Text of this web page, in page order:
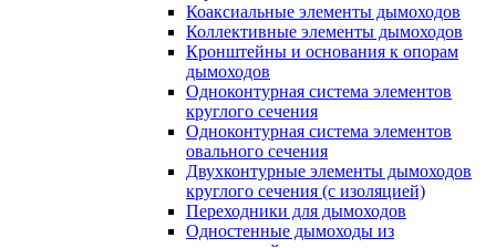
Коаксиальные элементы дымоходов
Коллективные элементы дымоходов
Кронштейны и основания к опорам
дымоходов
Одноконтурная система элементов
круглого сечения
Одноконтурная система элементов
овального сечения
Двухконтурные элементы дымоходов
круглого сечения (с изоляцией)
Переходники для дымоходов
Одностенные дымоходы из